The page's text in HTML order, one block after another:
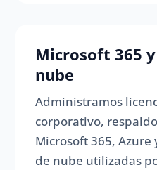
Microsoft 365
nube
Administramos
corporativo,
Microsoft 365,
de nube utilizadas